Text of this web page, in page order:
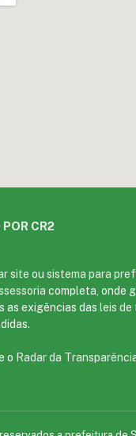
CR2
site ou sistema para
completa, onde
as exigências das leis
o Radar da